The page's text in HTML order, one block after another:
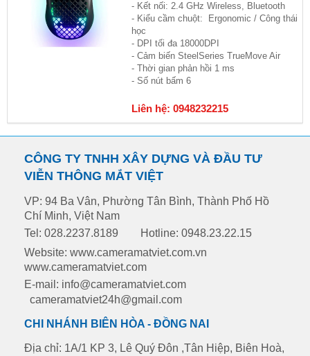
- Kết nối: 2.4 GHz Wireless, Bluetooth
- Kiểu cầm chuột: Ergonomic / Công thái
học
- DPI tối đa 18000DPI
- Cảm biến SteelSeries TrueMove Air
- Thời gian phản hồi 1 ms
- Số nút bấm 6
Liên hệ: 0948232215
CÔNG TY TNHH XÂY DỰNG VÀ ĐẦU TƯ
VIỄN THÔNG MẮT VIỆT
VP: 94 Ba Vân, Phường Tân Bình, Thành Phố Hồ
Chí Minh, Việt Nam
Tel: 028.2237.8189
Hotline: 0948.23.22.15
Website: www.cameramatviet.com.vn
www.cameramatviet.com
E-mail: info@cameramatviet.com
cameramatviet24h@gmail.com
CHI NHÁNH BIÊN HÒA - ĐỒNG NAI
Địa chỉ: 1A/1 KP 3, Lê Quý Đôn ,Tân Hiệp, Biên Hoà,